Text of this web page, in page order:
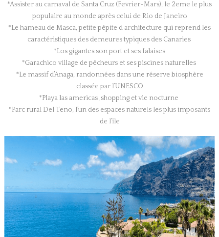
*Assister au carnaval de Santa Cruz (Fevrier-Mars), le 2eme le plus
populaire au monde après celui de Rio de Janeiro
*Le hameau de Masca, petite pépite d architecture qui reprend les
caractéristiques des demeures typiques des Canaries
*Los gigantes son port et ses falaises
*Garachico village de pêcheurs et ses piscines naturelles
*Le massif d’Anaga, randonnées dans une réserve biosphère
classée par l’UNESCO
*Playa las americas ,shopping et vie nocturne
*Parc rural Del Teno, l’un des espaces naturels les plus imposants
de l’île